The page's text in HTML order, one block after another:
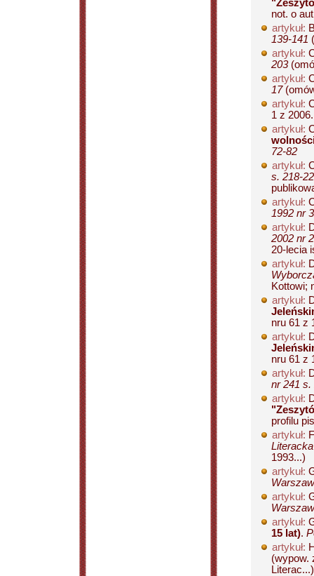
not. o
artykuł:
139-141
artykuł:
203
artykuł:
17
artykuł:
1 z
artykuł:
72-82
artykuł:
s. 218-
artykuł:
1992 nr
artykuł:
2002 nr
20-lecia
artykuł:
Kottowi;
artykuł:
nru 61 z
artykuł:
nru 61 z
artykuł:
nr 241 s.
artykuł:
profilu
artykuł:
1993...)
artykuł:
artykuł:
artykuł:
15 lat).
artykuł:
(wypow.
Literac...)